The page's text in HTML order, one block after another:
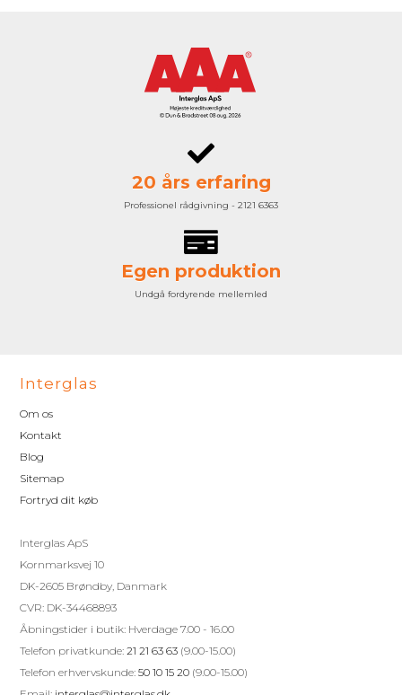
20 års erfaring
Professionel rådgivning - 2121 6363
Egen produktion
Undgå fordyrende mellemled
Interglas
Om os
Kontakt
Blog
Sitemap
Fortryd dit køb
Interglas ApS
Kornmarksvej 10
DK-2605 Brøndby, Danmark
CVR: DK-34468893
Åbningstider i butik: Hverdage 7.00 - 16.00
Telefon privatkunde:21 21 63 63 (9.00-15.00)
Telefon erhvervskunde:50 10 15 20 (9.00-15.00)